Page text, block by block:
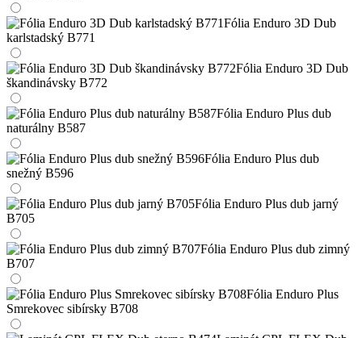
Fólia Enduro 3D Dub
karlstadský B771
Fólia Enduro 3D Dub
škandinávsky B772
Fólia Enduro Plus dub
naturálny B587
Fólia Enduro Plus dub
snežný B596
Fólia Enduro Plus dub jarný
B705
Fólia Enduro Plus dub zimný
B707
Fólia Enduro Plus
Smrekovec sibírsky B708